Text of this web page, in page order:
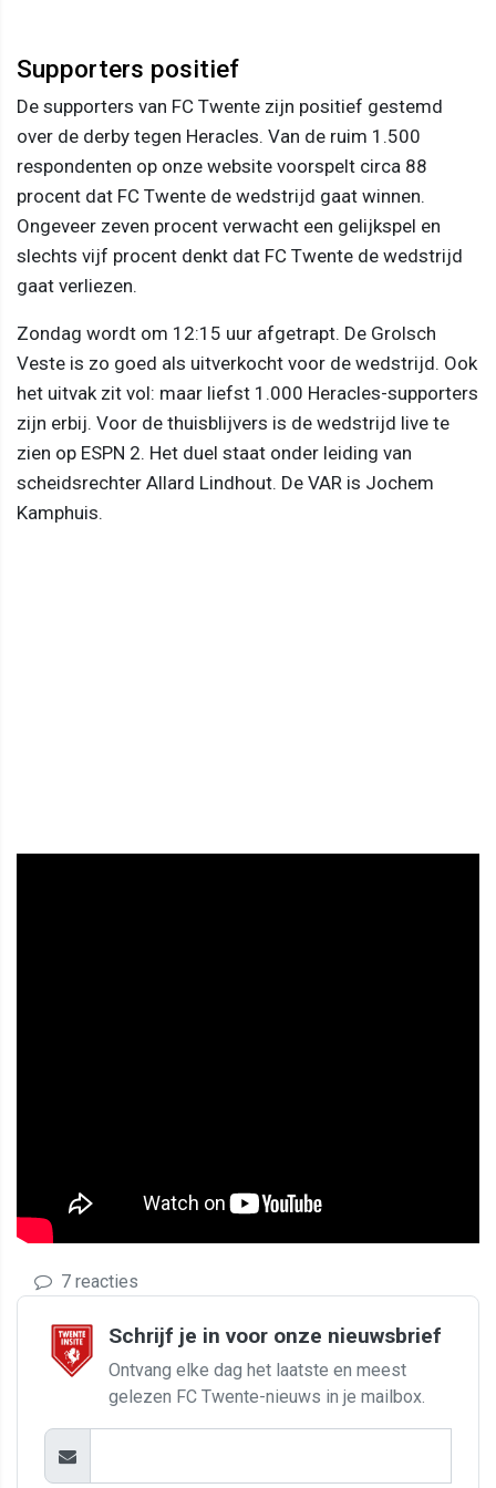
Supporters positief
De supporters van FC Twente zijn positief gestemd
over de derby tegen Heracles. Van de ruim 1.500
respondenten op onze website voorspelt circa 88
procent dat FC Twente de wedstrijd gaat winnen.
Ongeveer zeven procent verwacht een gelijkspel en
slechts vijf procent denkt dat FC Twente de wedstrijd
gaat verliezen.
Zondag wordt om 12:15 uur afgetrapt. De Grolsch
Veste is zo goed als uitverkocht voor de wedstrijd. Ook
het uitvak zit vol: maar liefst 1.000 Heracles-supporters
zijn erbij. Voor de thuisblijvers is de wedstrijd live te
zien op ESPN 2. Het duel staat onder leiding van
scheidsrechter Allard Lindhout. De VAR is Jochem
Kamphuis.
7 reacties
Schrijf je in voor onze nieuwsbrief
Ontvang elke dag het laatste en meest
gelezen FC Twente-nieuws in je mailbox.